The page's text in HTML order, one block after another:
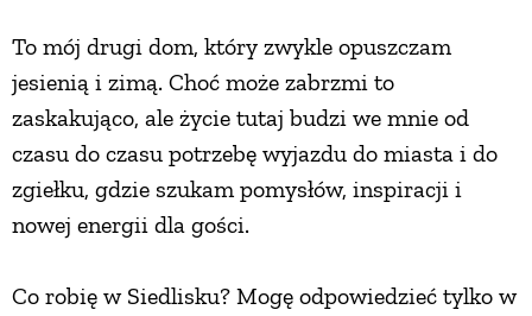
To mój drugi dom, który zwykle opuszczam
jesienią i zimą. Choć może zabrzmi to
zaskakująco, ale życie tutaj budzi we mnie od
czasu do czasu potrzebę wyjazdu do miasta i do
zgiełku, gdzie szukam pomysłów, inspiracji i
nowej energii dla gości.
Co robię w Siedlisku? Mogę odpowiedzieć tylko w